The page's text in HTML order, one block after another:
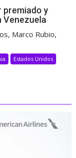
premiado y
Venezuela
Marco Rubio,
Estados Unidos